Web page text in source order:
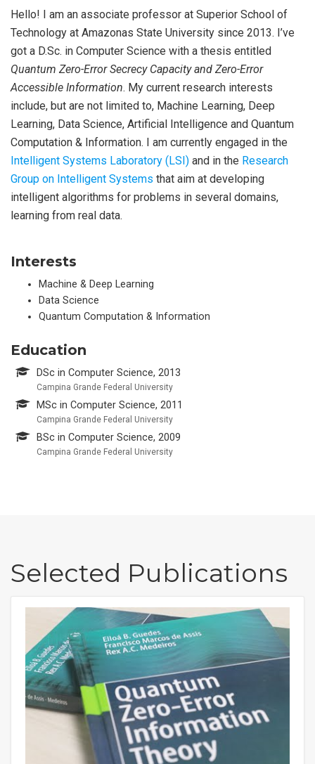
Hello! I am an associate professor at Superior School of
Technology at Amazonas State University since 2013. I’ve
got a D.Sc. in Computer Science with a thesis entitled
Quantum Zero-Error Secrecy Capacity and Zero-Error
Accessible Information. My current research interests
include, but are not limited to, Machine Learning, Deep
Learning, Data Science, Artificial Intelligence and Quantum
Computation & Information. I am currently engaged in the
Intelligent Systems Laboratory (LSI) and in the Research
Group on Intelligent Systems that aim at developing
intelligent algorithms for problems in several domains,
learning from real data.
Interests
Machine & Deep Learning
Data Science
Quantum Computation & Information
Education
DSc in Computer Science, 2013
Campina Grande Federal University
MSc in Computer Science, 2011
Campina Grande Federal University
BSc in Computer Science, 2009
Campina Grande Federal University
Selected Publications